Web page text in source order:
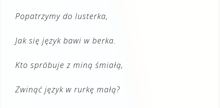
Popatrzymy do lusterka,
Jak się język bawi w berka.
Kto spróbuje z miną śmiałą,
Zwinąć język w rurkę małą?